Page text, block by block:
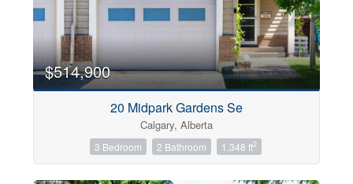
$514,900
20 Midpark Gardens Se
Calgary, Alberta
3 Bedroom 2 Bathroom 1,348 ft2